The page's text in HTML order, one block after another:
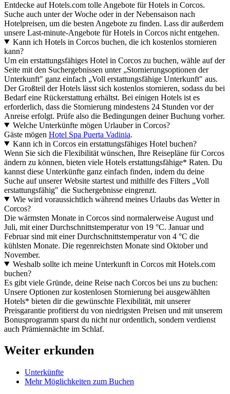
Entdecke auf Hotels.com tolle Angebote für Hotels in Corcos.
Suche auch unter der Woche oder in der Nebensaison nach
Hotelpreisen, um die besten Angebote zu finden. Lass dir außerdem
unsere Last-minute-Angebote für Hotels in Corcos nicht entgehen.
Kann ich Hotels in Corcos buchen, die ich kostenlos stornieren
kann?
Um ein erstattungsfähiges Hotel in Corcos zu buchen, wähle auf der
Seite mit den Suchergebnissen unter „Stornierungsoptionen der
Unterkunft" ganz einfach „Voll erstattungsfähige Unterkunft" aus.
Der Großteil der Hotels lässt sich kostenlos stornieren, sodass du bei
Bedarf eine Rückerstattung erhältst. Bei einigen Hotels ist es
erforderlich, dass die Stornierung mindestens 24 Stunden vor der
Anreise erfolgt. Prüfe also die Bedingungen deiner Buchung vorher.
Welche Unterkünfte mögen Urlauber in Corcos?
Gäste mögen Hotel Spa Puerta Vadinia.
Kann ich in Corcos ein erstattungsfähiges Hotel buchen?
Wenn Sie sich die Flexibilität wünschen, Ihre Reisepläne für Corcos
ändern zu können, bieten viele Hotels erstattungsfähige* Raten. Du
kannst diese Unterkünfte ganz einfach finden, indem du deine
Suche auf unserer Website startest und mithilfe des Filters „Voll
erstattungsfähig" die Suchergebnisse eingrenzt.
Wie wird voraussichtlich während meines Urlaubs das Wetter in
Corcos?
Die wärmsten Monate in Corcos sind normalerweise August und
Juli, mit einer Durchschnittstemperatur von 19 °C. Januar und
Februar sind mit einer Durchschnittstemperatur von 4 °C die
kühlsten Monate. Die regenreichsten Monate sind Oktober und
November.
Weshalb sollte ich meine Unterkunft in Corcos mit Hotels.com
buchen?
Es gibt viele Gründe, deine Reise nach Corcos bei uns zu buchen:
Unsere Optionen zur kostenlosen Stornierung bei ausgewählten
Hotels* bieten dir die gewünschte Flexibilität, mit unserer
Preisgarantie profitierst du von niedrigsten Preisen und mit unserem
Bonusprogramm sparst du nicht nur ordentlich, sondern verdienst
auch Prämiennächte im Schlaf.
Weiter erkunden
Unterkünfte
Mehr Möglichkeiten zum Buchen